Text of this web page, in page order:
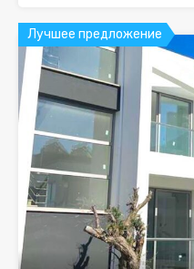
Лучшее предложение